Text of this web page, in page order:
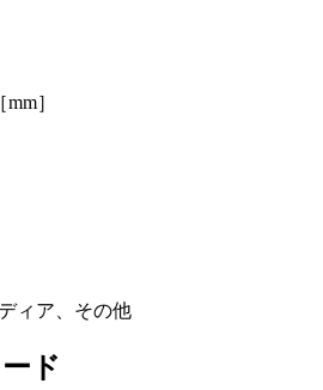
］
ィア、その他
ド